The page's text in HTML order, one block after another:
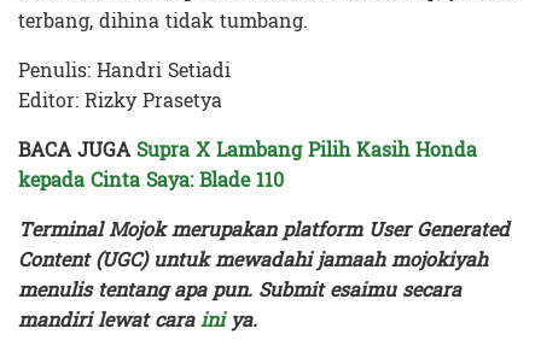
terbang, dihina tidak tumbang.
Penulis: Handri Setiadi
Editor: Rizky Prasetya
BACA JUGA Supra X Lambang Pilih Kasih Honda
kepada Cinta Saya: Blade 110
Terminal Mojok merupakan platform User Generated
Content (UGC) untuk mewadahi jamaah mojokiyah
menulis tentang apa pun. Submit esaimu secara
mandiri lewat carainiya.